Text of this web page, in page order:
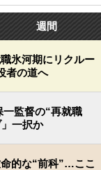
週間
氷河期にリクルー
者の道へ
監督の“再就職
一択か
的な“前科”…ここ